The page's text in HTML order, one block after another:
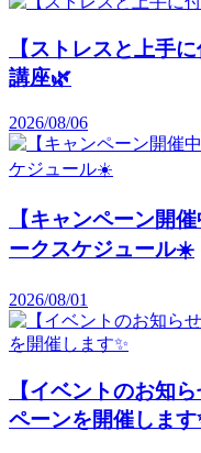
【ストレスと上手
講座🌿
2026/08/06
【キャンペーン開
ークスケジュール☀️
2026/08/01
【イベントのお知
ペーンを開催します